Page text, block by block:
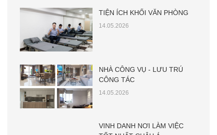
TIỆN ÍCH KHỐI VĂN PHÒNG
14.05.2026
NHÀ CÔNG VỤ - LƯU TRÚ
CÔNG TÁC
14.05.2026
VINH DANH NƠI LÀM VIỆC